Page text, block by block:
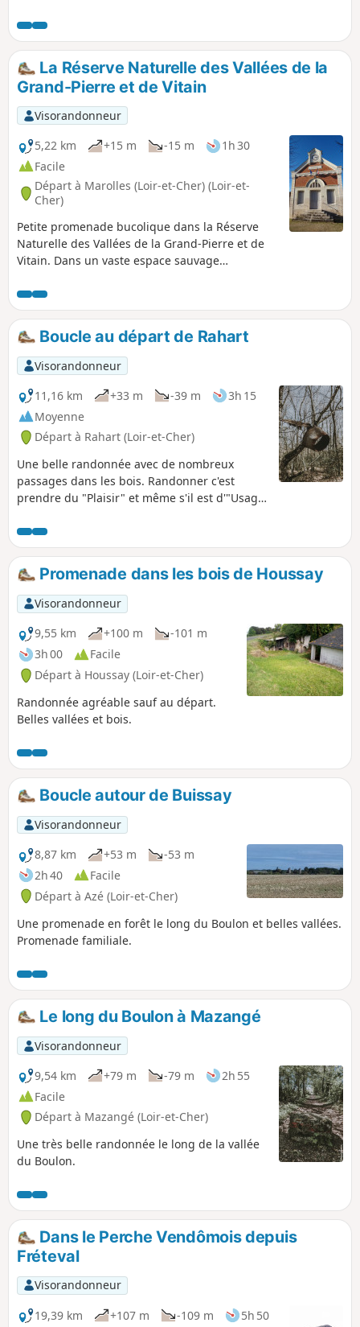
chantiers de restauration menés par
l'association Résurgence. Une belle vue sur la
vallée du Loir vous accompagnera sur une
grande partie de votre parcours.
La Réserve Naturelle des Vallées de la
Grand-Pierre et de Vitain
Visorandonneur
5,22 km
+15 m -15 m
1h 30
Facile
Départ à Marolles (Loir-et-Cher) (Loir-et-
Cher)
Petite promenade bucolique dans la Réserve
Naturelle des Vallées de la Grand-Pierre et de
Vitain. Dans un vaste espace sauvage
riche patrimoine naturel et archéologique.
Boucle au départ de Rahart
Visorandonneur
11,16 km
+33 m -39 m
3h 15
Moyenne
Départ à Rahart (Loir-et-Cher)
Une belle randonnée avec de nombreux
passages dans les bois. Randonner c'est
prendre du "Plaisir" et même s'il est d'"Usage
aucun "Souci " vous arriverez toujours à
l'église.
Promenade dans les bois de Houssay
Visorandonneur
9,55 km
+100 m
-101 m
3h 00
Facile
Départ à Houssay (Loir-et-Cher)
Randonnée agréable sauf au départ.
Belles vallées et bois.
Boucle autour de Buissay
Visorandonneur
8,87 km
+53 m
-53 m
2h 40
Facile
Départ à Azé (Loir-et-Cher)
Une promenade en forêt le long du Boulon et belles vallées.
Promenade familiale.
Le long du Boulon à Mazangé
Visorandonneur
9,54 km
+79 m -79 m
2h 55
Facile
Départ à Mazangé (Loir-et-Cher)
Une très belle randonnée le long de la vallée
du Boulon.
Dans le Perche Vendômois depuis
Fréteval
Visorandonneur
19,39 km
+107 m -109 m
5h 50